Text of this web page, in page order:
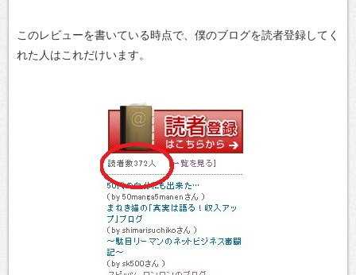
このレビューを書いている時点で、僕のブログを読者登録してく
れた人はこれだけいます。